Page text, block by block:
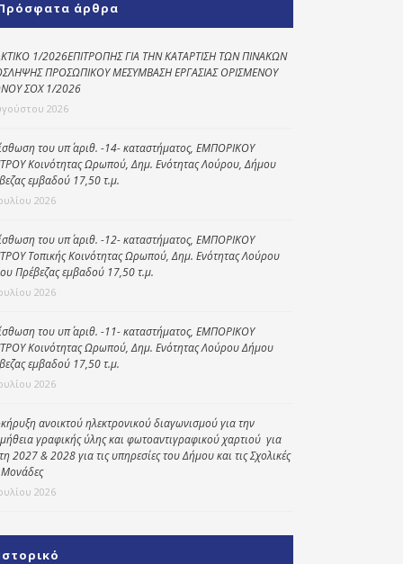
Kοινωνικό
φαρμακείο
“Βοήθεια στο σπίτι”
Κέντρο Ημερήσιας
Φροντίδας
άρθρα
1/2026ΕΠΙΤΡΟΠΗΣ ΓΙΑ ΤΗΝ ΚΑΤΑΡΤΙΣΗ ΤΩΝ ΠΙΝΑΚΩΝ
ΠΡΟΣΩΠΙΚΟΥ ΜΕΣΥΜΒΑΣΗ ΕΡΓΑΣΙΑΣ ΟΡΙΣΜΕΝΟΥ
ΣΟΧ 1/2026
2026
του υπ΄ αριθ. -14- καταστήματος, ΕΜΠΟΡΙΚΟΥ
Κοινότητας Ωρωπού, Δημ. Ενότητας Λούρου, Δήμου
εμβαδού 17,50 τ.μ.
2026
του υπ΄ αριθ. -12- καταστήματος, ΕΜΠΟΡΙΚΟΥ
Τοπικής Κοινότητας Ωρωπού, Δημ. Ενότητας Λούρου
Πρέβεζας εμβαδού 17,50 τ.μ.
2026
του υπ΄ αριθ. -11- καταστήματος, ΕΜΠΟΡΙΚΟΥ
Κοινότητας Ωρωπού, Δημ. Ενότητας Λούρου Δήμου
εμβαδού 17,50 τ.μ.
2026
ανοικτού ηλεκτρονικού διαγωνισμού για την
γραφικής ύλης και φωτοαντιγραφικού χαρτιού για
2027 & 2028 για τις υπηρεσίες του Δήμου και τις Σχολικές
2026